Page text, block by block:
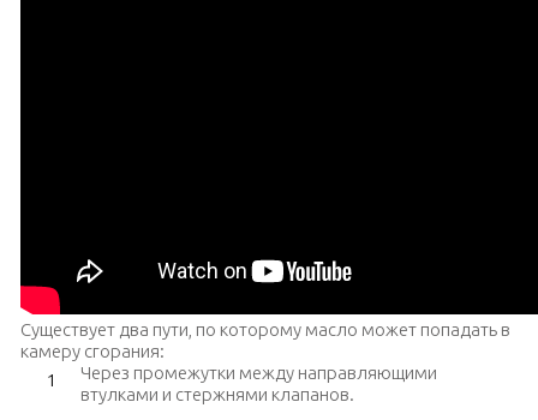
Существует два пути, по которому масло может попадать в
камеру сгорания:
Через промежутки между направляющими
втулками и стержнями клапанов.